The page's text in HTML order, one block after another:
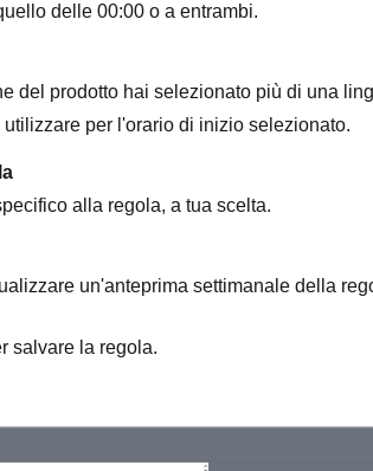
delle 00:00 o a entrambi.
del prodotto hai selezionato più di una
per l'orario di inizio selezionato.
alla regola, a tua scelta.
un'anteprima settimanale della
salvare la regola.